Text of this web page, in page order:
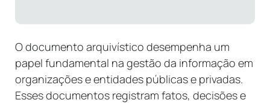
O documento arquivístico desempenha um
papel fundamental na gestão da informação em
organizações e entidades públicas e privadas.
Esses documentos registram fatos, decisões e